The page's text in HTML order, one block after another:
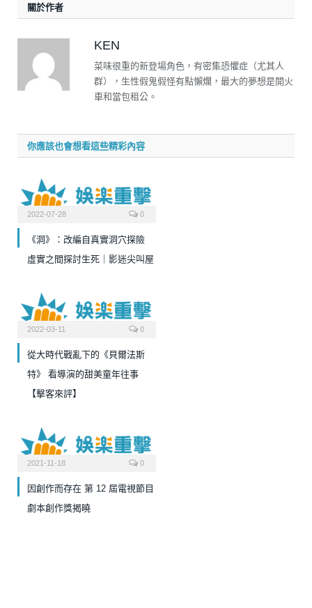
關於作者
KEN
菜味很重的新登場角色，有密集恐懼症（尤其人
群），生性假鬼假怪有點懶爛，最大的夢想是開火
車和當包租公。
你應該也會想看這些精彩內容
2022-07-28 0
《洞》：改編自真實洞穴探險
虛實之間探討生死｜影迷尖叫屋
2022-03-11 0
從大時代戰亂下的《貝爾法斯
特》 看導演的甜美童年往事
【擊客來評】
2021-11-18 0
因創作而存在 第 12 屆電視節目
劇本創作獎揭曉